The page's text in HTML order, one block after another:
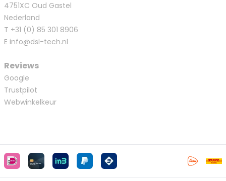
4751XC Oud Gastel
Nederland
T +31 (0) 85 301 8906
E info@dsl-tech.nl
Reviews
Google
Trustpilot
Webwinkelkeur